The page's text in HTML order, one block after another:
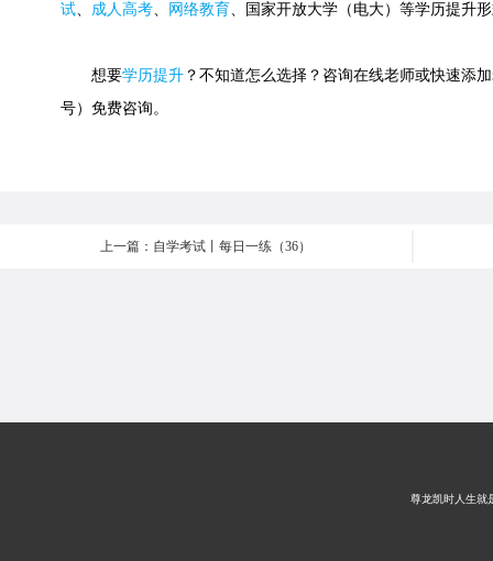
试、 成人高考、 网络教育、国家开放大学（电大）等学历提升
想要学历提升 ？不知道怎么选择？咨询在线老师或快速添
号）免费咨询。
上一篇：自学考试丨每日一练（36）
尊龙凯时人生就